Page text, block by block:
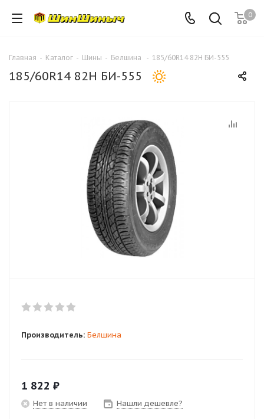
0
Главная - Каталог - Шины - Белшина - 185/60R14 82H БИ-555
185/60R14 82H БИ-555
Производитель: Белшина
1 822 ₽
Нет в наличии Нашли дешевле?